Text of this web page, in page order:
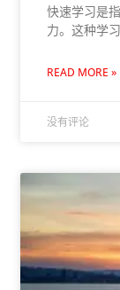
快速学习是
力。这种学
READ MORE »
没有评论